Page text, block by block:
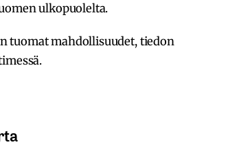
ulkopuolelta.
tuomat mahdollisuudet, tiedon